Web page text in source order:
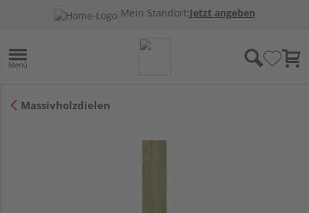
Mein Standort:Jetzt angeben
Massivholzdielen